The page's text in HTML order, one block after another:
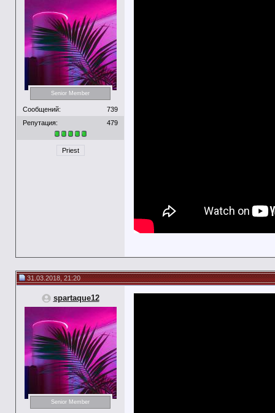
Senior Member
Сообщений:
739
Репутация:
479
Priest
31.03.2018, 21:20
spartaque12
Senior Member